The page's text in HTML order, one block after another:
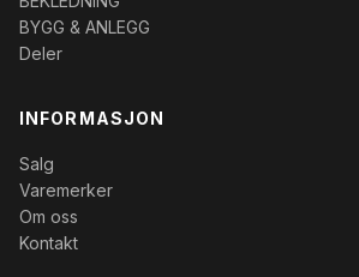
BYGG & ANLEGG
Deler
INFORMASJON
Salg
Varemerker
Om oss
Kontakt